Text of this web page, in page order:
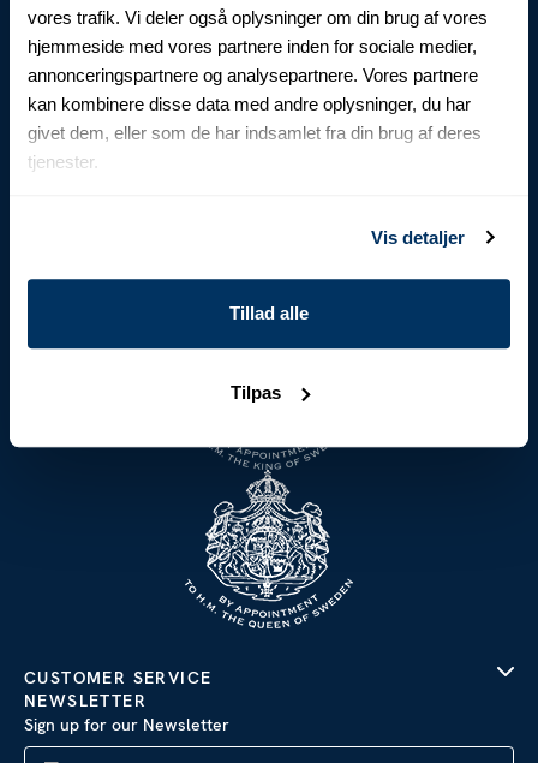
vores trafik. Vi deler også oplysninger om din brug af vores
hjemmeside med vores partnere inden for sociale medier,
annonceringspartnere og analysepartnere. Vores partnere
kan kombinere disse data med andre oplysninger, du har
givet dem, eller som de har indsamlet fra din brug af deres
tjenester.
Vis detaljer
Tillad alle
Tilpas
internationalt anerkendt. Den perfekte pasform og
CUSTOMER SERVICE
NEWSLETTER
Sign up for our Newsletter